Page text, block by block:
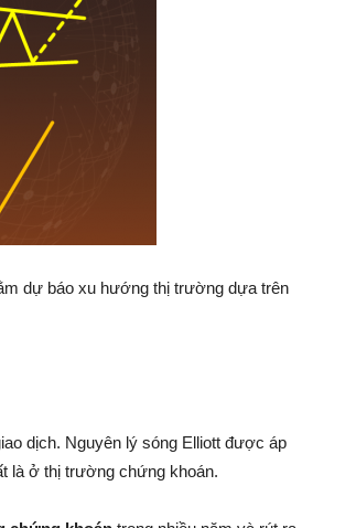
dự báo xu hướng thị trường dựa trên
dịch. Nguyên lý sóng Elliott được áp
là ở thị trường chứng khoán.